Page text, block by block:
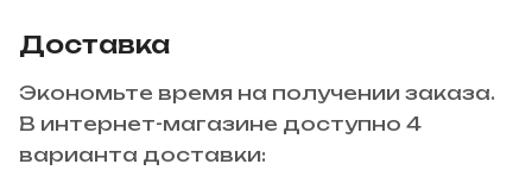
Доставка
Экономьте время на получении заказа.
В интернет-магазине доступно 4
варианта доставки: